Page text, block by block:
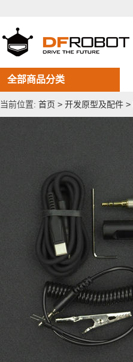
烙
铁
焊
接
工
具
套
件
全部商品分类
当前位置: 首页 > 开发原型及配件 >